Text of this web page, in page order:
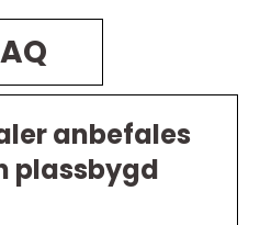
anbefales
plassbygd